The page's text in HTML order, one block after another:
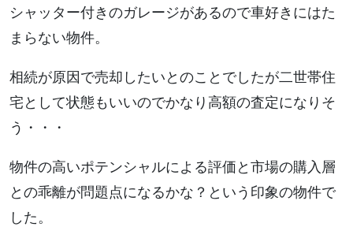
シャッター付きのガレージがあるので車好きにはた
まらない物件。
相続が原因で売却したいとのことでしたが二世帯住
宅として状態もいいのでかなり高額の査定になりそ
う・・・
物件の高いポテンシャルによる評価と市場の購入層
との乖離が問題点になるかな？という印象の物件で
した。